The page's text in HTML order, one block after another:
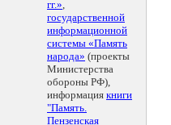
гг.»,
государственной
информационной
системы «Память
народа» (проекты
Министерства
обороны РФ),
информация книги
"Память.
Пензенская